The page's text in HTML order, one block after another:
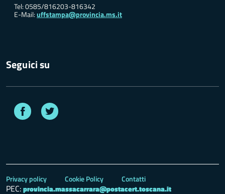
Tel: 0585/816203-816342
E-Mail:uffstampa@provincia.ms.it
Seguici su
Facebook
Privacy policy Cookie Policy Contatti
PEC:provincia.massacarrara@postacert.toscana.it